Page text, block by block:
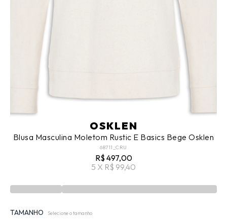
OSKLEN
Blusa Masculina Moletom Rustic E Basics Bege Osklen
68711_CRU
R$ 497,00
5 X R$ 99,40
TAMANHO Selecione o tamanho